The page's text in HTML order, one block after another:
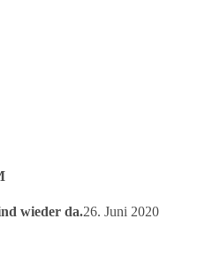
wieder da.26. Juni 2020